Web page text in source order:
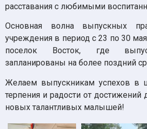
расставания с любимыми
Основная волна выпускных
учреждения в период с 23 по 30
поселок Восток, где
запланированы на более поздний
Желаем выпускникам успехов в
терпения и радости от достижений
новых талантливых малышей!